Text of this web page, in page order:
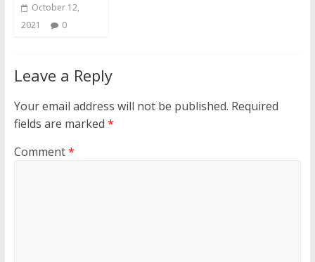
October 12,
2021
0
Leave a Reply
Your email address will not be published. Required
fields are marked *
Comment*